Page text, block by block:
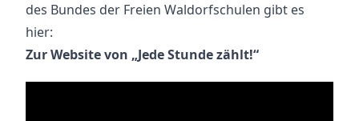
des Bundes der Freien Waldorfschulen gibt es
hier:
Zur Website von „Jede Stunde zählt!“